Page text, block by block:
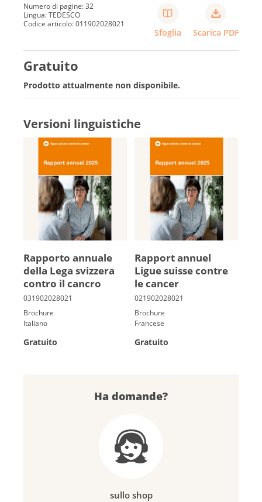
Numero di pagine: 32
Lingua: TEDESCO
Codice articolo: 011902028021
Sfoglia Scarica PDF
Gratuito
Prodotto attualmente non disponibile.
Versioni linguistiche
Rapporto annuale
della Lega svizzera
contro il cancro
Brochure
Italiano
Gratuito
Rap­port an­nuel
Ligue suisse contre
le can­cer
Brochure
Francese
Gratuito
Ha domande?
sullo shop